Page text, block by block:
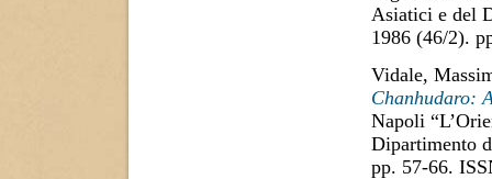
Asiatici e del
1986 (46/2).
Vidale,
Chanhudaro:
Napoli
Dipartimento
pp. 57-66.